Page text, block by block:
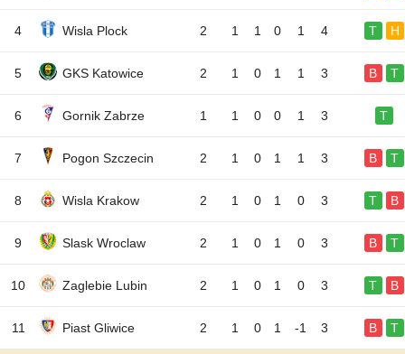
4 Wisla Plock 2 1 1 0 1 4 T H
5 GKS Katowice 2 1 0 1 1 3 B T
6 Gornik Zabrze 1 1 0 0 1 3 T
7 Pogon Szczecin 2 1 0 1 1 3 B T
8 Wisla Krakow 2 1 0 1 0 3 T B
9 Slask Wroclaw 2 1 0 1 0 3 B T
10 Zaglebie Lubin 2 1 0 1 0 3 T B
11 Piast Gliwice 2 1 0 1 -1 3 B T